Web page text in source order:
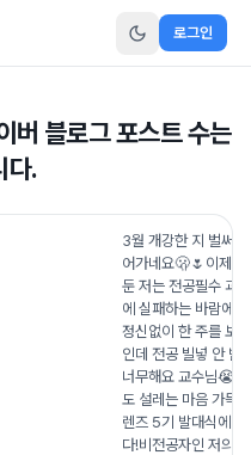
로그인
버 블로그 포스트 수는
다.
3월 개강한 지 벌써
어가네요🫢🌷이제
둔 저는 전공필수 과
에 실패하는 바람에
정신없이 한 주를 보
인데 전공 빌넣 안 받
너무해요 교수님😭
도 설레는 마음 가득
렌즈 5기 발대식에 다
다!비전공자인 저의